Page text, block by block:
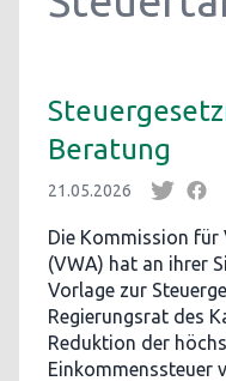
Beratung
21.05.2026
Die Kommission
(VWA) hat an ihrer
Vorlage zur
Regierungsrat des
Reduktion der
Einkommenssteuer